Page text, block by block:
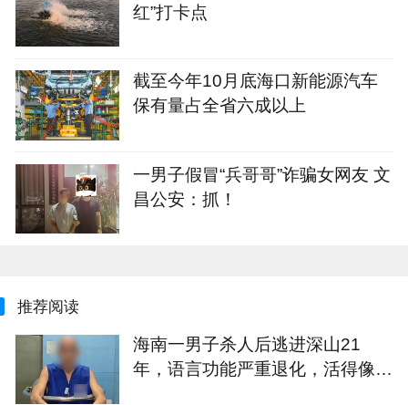
红”打卡点
截至今年10月底海口新能源汽车
保有量占全省六成以上
一男子假冒“兵哥哥”诈骗女网友 文
昌公安：抓！
推荐阅读
海南一男子杀人后逃进深山21
年，语言功能严重退化，活得像野